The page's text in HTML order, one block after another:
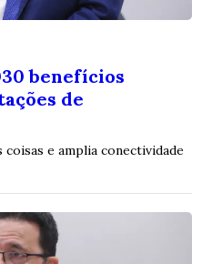
benefícios
de
e amplia conectividade